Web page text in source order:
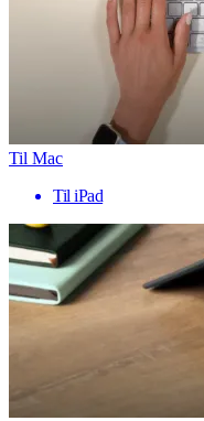
Til Mac
Til iPad